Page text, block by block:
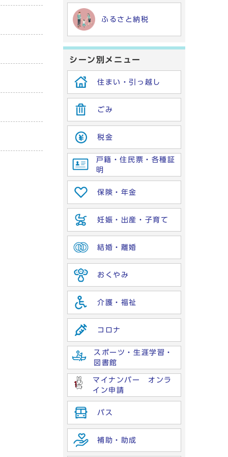
ふるさと納税
シーン別メニュー
住まい・引っ越し
ごみ
税金
戸籍・住民票・各種証
明
保険・年金
妊娠・出産・子育て
結婚・離婚
おくやみ
介護・福祉
コロナ
スポーツ・生涯学習・
図書館
マイナンバー オンラ
イン申請
バス
補助・助成